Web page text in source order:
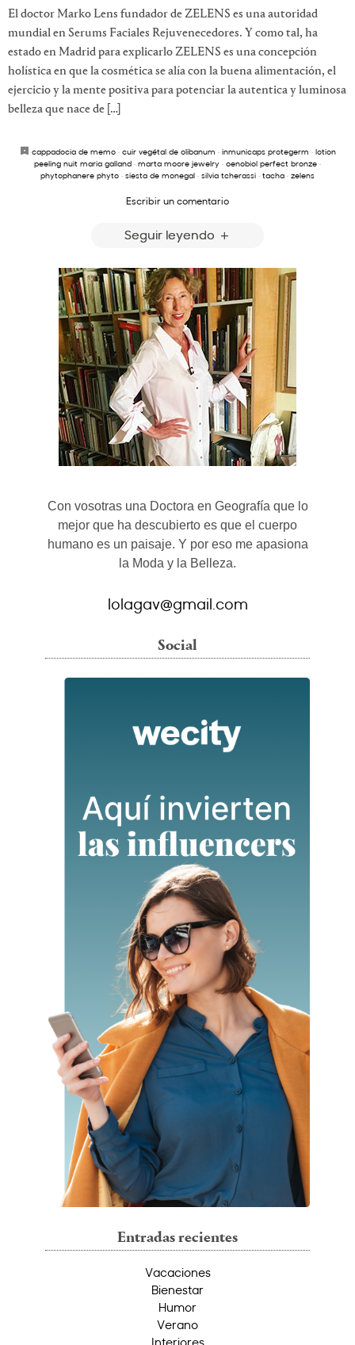
El doctor Marko Lens fundador de ZELENS es una autoridad
mundial en Serums Faciales Rejuvenecedores. Y como tal, ha
estado en Madrid para explicarlo ZELENS es una concepción
holística en que la cosmética se alía con la buena alimentación, el
ejercicio y la mente positiva para potenciar la autentica y luminosa
belleza que nace de […]
cappadocia de memo· cuir vegétal de olibanum · inmunicaps protegerm · lotion
peeling nuit maria galland · marta moore jewelry · oenobiol perfect bronze ·
phytophanere phyto · siesta de monegal · silvia tcherassi · tacha · zelens
Escribir un comentario
Seguir leyendo
Con vosotras una Doctora en Geografía que lo
mejor que ha descubierto es que el cuerpo
humano es un paisaje. Y por eso me apasiona
la Moda y la Belleza.
lolagav@gmail.com
Social
Entradas recientes
Vacaciones
Bienestar
Humor
Verano
Interiores